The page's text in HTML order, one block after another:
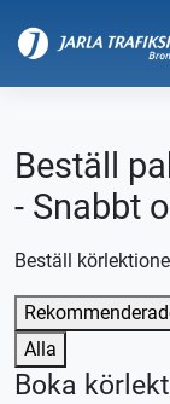
Beställ
- Snabbt
Beställ
Alla
Boka